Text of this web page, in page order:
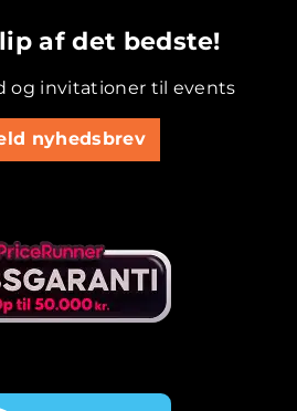
af det bedste!
og invitationer til events
nyhedsbrev